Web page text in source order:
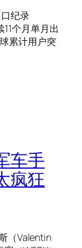
纪录
个月单月出
累计用户突
车手
疯狂
（Valentin